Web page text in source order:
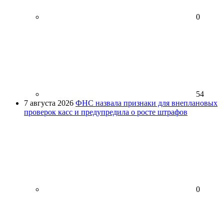
0
54
7 августа 2026 ФНС назвала признаки для внеплановых
проверок касс и предупредила о росте штрафов
0